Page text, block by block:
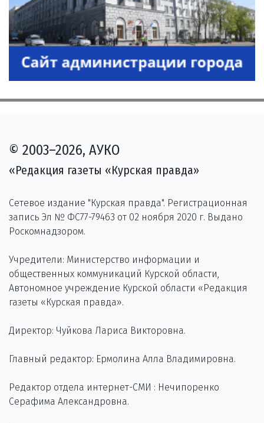
© 2003–2026, АУКО
«Редакция газеты «Курская правда»
Сетевое издание "Курская правда". Регистрационная
запись Эл № ФС77-79463 от 02 ноября 2020 г. Выдано
Роскомнадзором.
Учредители: Министерство информации и
общественных коммуникаций Курской области,
Автономное учреждение Курской области «Редакция
газеты «Курская правда».
Директор: Чуйкова Лариса Викторовна.
Главный редактор: Ермолина Алла Владимировна.
Редактор отдела интернет-СМИ : Нечипоренко
Серафима Александровна.